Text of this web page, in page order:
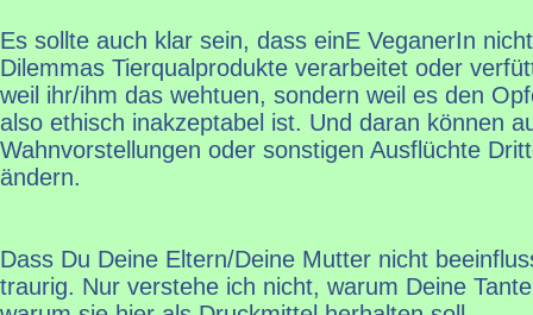
Es sollte auch klar sein, dass einE VeganerIn
Dilemmas Tierqualprodukte verarbeitet oder
weil ihr/ihm das wehtuen, sondern weil es den
also ethisch inakzeptabel ist. Und daran können
Wahnvorstellungen oder sonstigen Ausflüchte
ändern.
Dass Du Deine Eltern/Deine Mutter nicht
traurig. Nur verstehe ich nicht, warum Deine